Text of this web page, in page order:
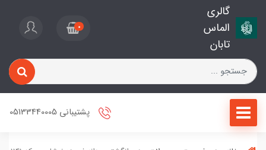
گالری
الماس
تابان
0
پشتیبانی 05133440005